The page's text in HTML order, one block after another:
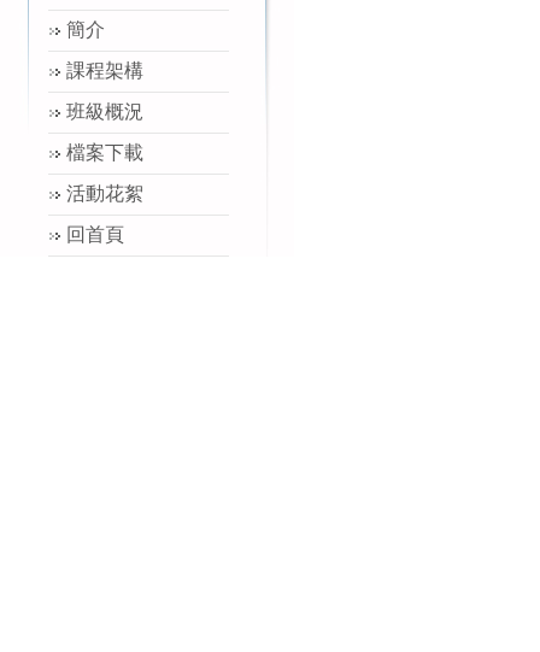
簡介
課程架構
班級概況
檔案下載
活動花絮
回首頁